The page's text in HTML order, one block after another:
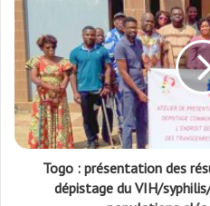
Togo : présentation des
dépistage du VIH/